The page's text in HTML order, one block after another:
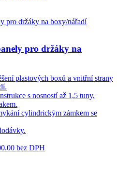
pro držáky na
plastových boxů a vnitřní strany
s nosností až 1,5 tuny,
cylindrickým zámkem se
bez DPH